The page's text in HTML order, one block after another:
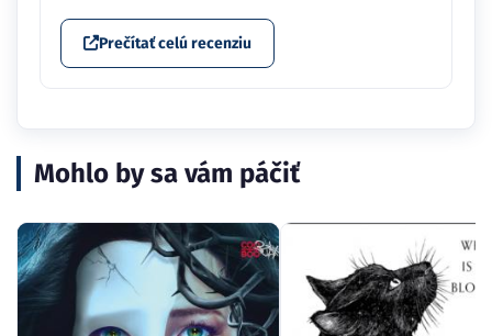
Prečítať celú recenziu
Mohlo by sa vám páčiť